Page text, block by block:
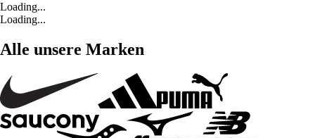
Loading...
Loading...
Alle unsere Marken